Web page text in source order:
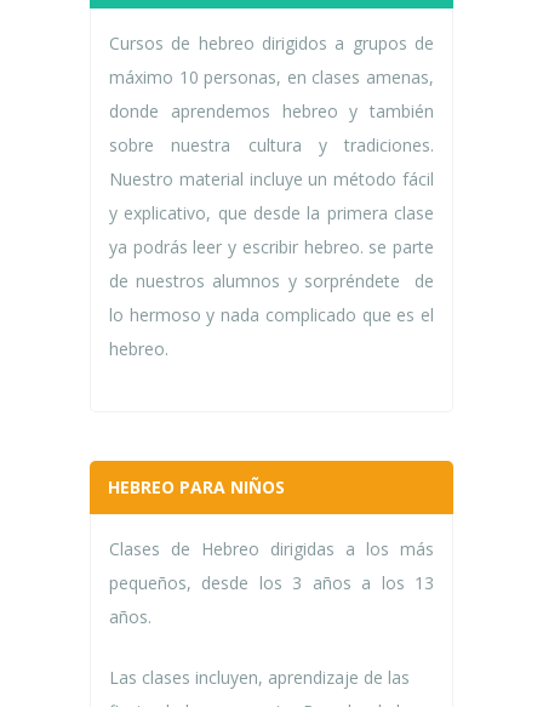
Cursos de hebreo dirigidos a grupos de
máximo 10 personas, en clases amenas,
donde aprendemos hebreo y también
sobre nuestra cultura y tradiciones.
Nuestro material incluye un método fácil
y explicativo, que desde la primera clase
ya podrás leer y escribir hebreo. se parte
de nuestros alumnos y sorpréndete de
lo hermoso y nada complicado que es el
hebreo.
HEBREO PARA NIÑOS
Clases de Hebreo dirigidas a los más
pequeños, desde los 3 años a los 13
años.
Las clases incluyen, aprendizaje de las